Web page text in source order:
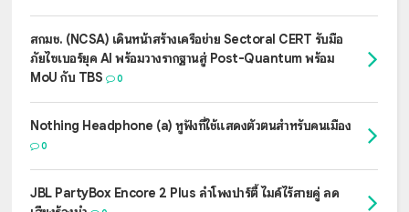
สกมช. (NCSA) เดินหน้าสร้างเครือข่าย Sectoral CERT รับมือ
ภัยไซเบอร์ยุค AI พร้อมวางรากฐานสู่ Post-Quantum พร้อม
MoU กับ TBS
0
Nothing Headphone (a) หูฟังที่ใช้แสดงตัวตนสำหรับคนเมือง
0
JBL PartyBox Encore 2 Plus ลำโพงปาร์ตี้ ไมค์ไร้สายคู่ ลด